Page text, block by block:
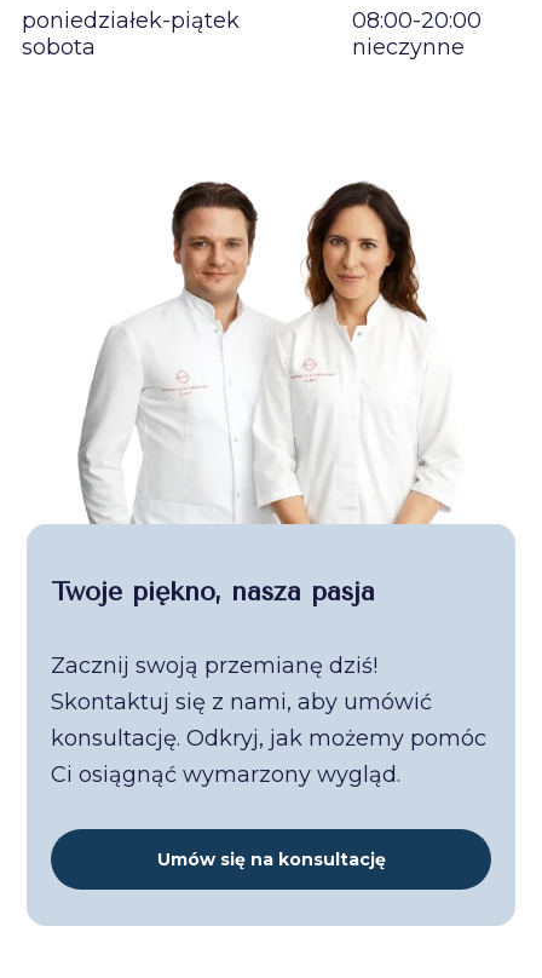
poniedziałek-piątek
08:00-20:00
sobota
nieczynne
Twoje piękno, nasza pasja
Zacznij swoją przemianę dziś!
Skontaktuj się z nami, aby umówić
konsultację. Odkryj, jak możemy pomóc
Ci osiągnąć wymarzony wygląd.
Umów się na konsultację